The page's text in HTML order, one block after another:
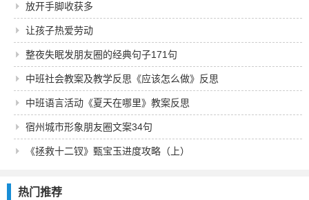
放开手脚收获多
让孩子热爱劳动
整夜失眠发朋友圈的经典句子171句
中班社会教案及教学反思《应该怎么做》反思
中班语言活动《夏天在哪里》教案反思
宿州城市形象朋友圈文案34句
《拯救十二钗》甄宝玉进度攻略（上）
热门推荐